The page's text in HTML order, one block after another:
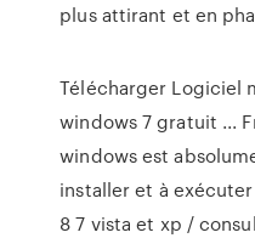
plus attirant et en
Télécharger Logiciel
windows 7 gratuit ...
windows est
installer et à
8 7 vista et xp /